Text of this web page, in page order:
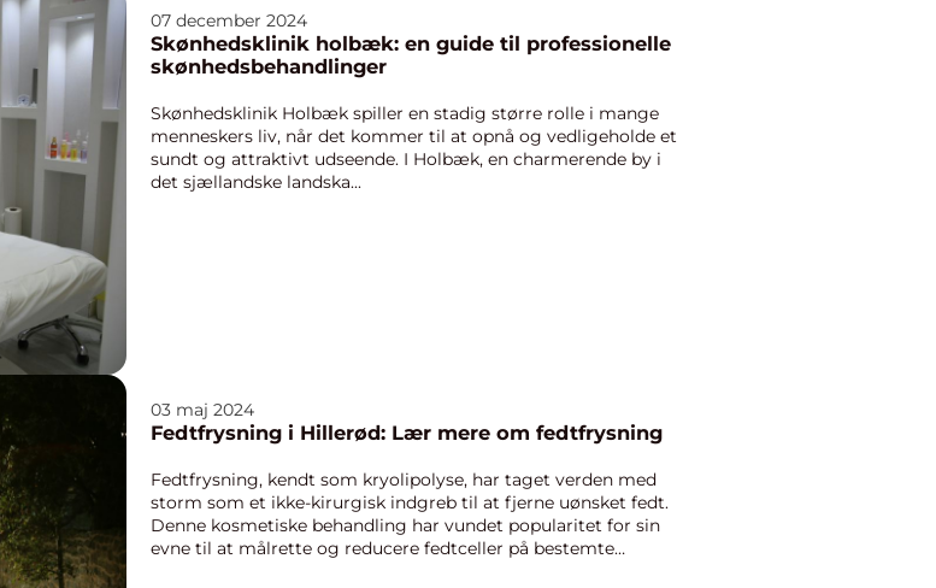
07 december 2024
Skønhedsklinik holbæk: en guide til professionelle
skønhedsbehandlinger
Skønhedsklinik Holbæk spiller en stadig større rolle i mange
menneskers liv, når det kommer til at opnå og vedligeholde et
sundt og attraktivt udseende. I Holbæk, en charmerende by i
det sjællandske landska...
03 maj 2024
Fedtfrysning i Hillerød: Lær mere om fedtfrysning
Fedtfrysning, kendt som kryolipolyse, har taget verden med
storm som et ikke-kirurgisk indgreb til at fjerne uønsket fedt.
Denne kosmetiske behandling har vundet popularitet for sin
evne til at målrette og reducere fedtceller på bestemte